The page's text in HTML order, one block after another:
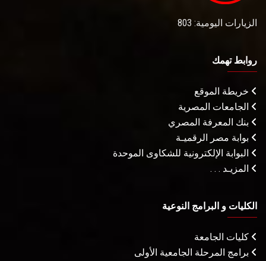
الزيارات اليومية: 803
روابط تهمك
خريطة الموقع
الجامعات المصرية
بنك المعرفة المصري
بوابة مصر الرقميـة
البوابة الإلكترونية للشكاوى الموحدة
المزيـد . . .
الكليات و البرامج النوعية
كليات الجامعة
برامج المرحلة الجامعية الأولى